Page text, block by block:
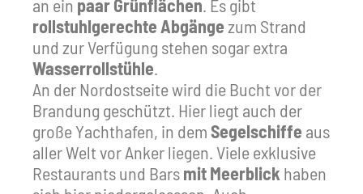
an ein paar Grünflächen . Es gibt
rollstuhlgerechte Abgänge zum Strand
und zur Verfügung stehen sogar extra
Wasserrollstühle
An der Nordostseite wird die Bucht vor der
Brandung geschützt. Hier liegt auch der
große Yachthafen, in demSegelschiffe aus
aller Welt vor Anker liegen. Viele exklusive
Restaurants und Barsmit Meerblick haben